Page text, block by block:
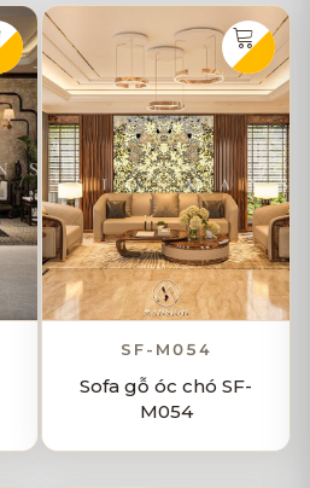
SF-M054
Sofa gỗ óc chó SF-
M054